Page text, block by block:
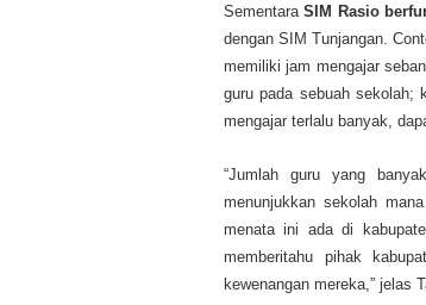
SementaraSIM Rasio
dengan SIM Tunjangan.
memiliki jam mengajar
guru pada sebuah sekolah;
mengajar terlalu banyak,
“Jumlah guru yang
menunjukkan sekolah
menata ini ada di
memberitahu pihak
kewenangan mereka,” jelas